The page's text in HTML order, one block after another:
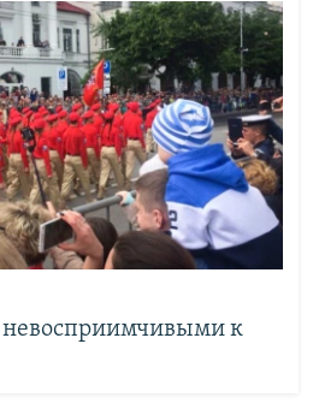
невосприимчивыми к